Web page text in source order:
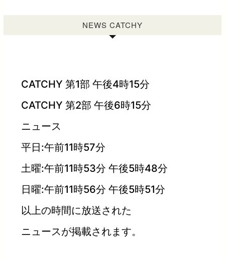
NEWS CATCHY
CATCHY 第1部 午後4時15分
CATCHY 第2部 午後6時15分
ニュース
平日:午前11時57分
土曜:午前11時53分 午後5時48分
日曜:午前11時56分 午後5時51分
以上の時間に放送された
ニュースが掲載されます。